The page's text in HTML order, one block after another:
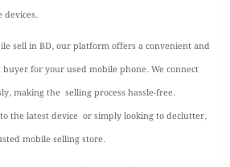
devices.
sell in BD, our platform offers a convenient and
for your used mobile phone. We connect
making the selling process hassle-free.
the latest device or simply looking to declutter,
mobile selling store.